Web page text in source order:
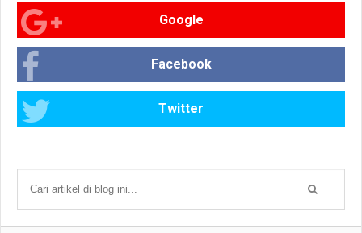
Google
Facebook
Twitter